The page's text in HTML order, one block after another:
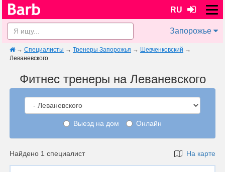
RU
Запорожье
→ Специалисты → Тренеры Запорожья → Шевченковский →
Леваневского
Фитнес тренеры на Леваневского
Выезд на дом Онлайн
Найдено 1 специалист На карте